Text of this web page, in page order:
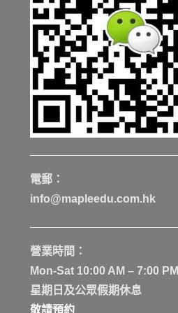
電郵：
info@mapleedu.com.hk
營業時間：
Mon-Sat 10:00 AM – 7:00 PM
星期日及公眾假期休息
敬請預約